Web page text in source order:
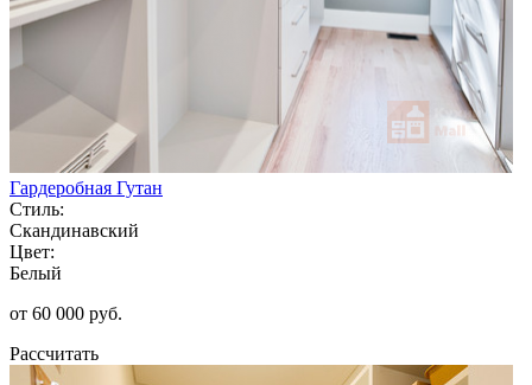
Гардеробная Гутан
Стиль:
Скандинавский
Цвет:
Белый
от 60 000 руб.
Рассчитать